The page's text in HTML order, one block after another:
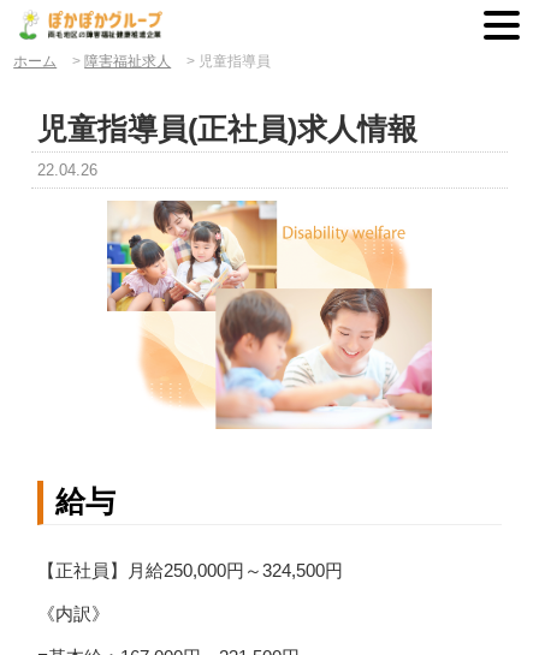
ホーム > 障害福祉求人 > 児童指導員
児童指導員(正社員)求人情報
22.04.26
給与
【正社員】月給250,000円～324,500円
《内訳》